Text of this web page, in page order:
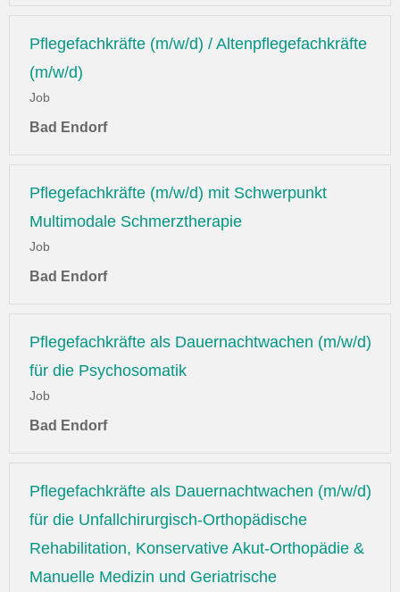
Pflegefachkräfte (m/w/d) / Altenpflegefachkräfte
(m/w/d)
Job
Bad Endorf
Pflegefachkräfte (m/w/d) mit Schwerpunkt
Multimodale Schmerztherapie
Job
Bad Endorf
Pflegefachkräfte als Dauernachtwachen (m/w/d)
für die Psychosomatik
Job
Bad Endorf
Pflegefachkräfte als Dauernachtwachen (m/w/d)
für die Unfallchirurgisch-Orthopädische
Rehabilitation, Konservative Akut-Orthopädie &
Manuelle Medizin und Geriatrische